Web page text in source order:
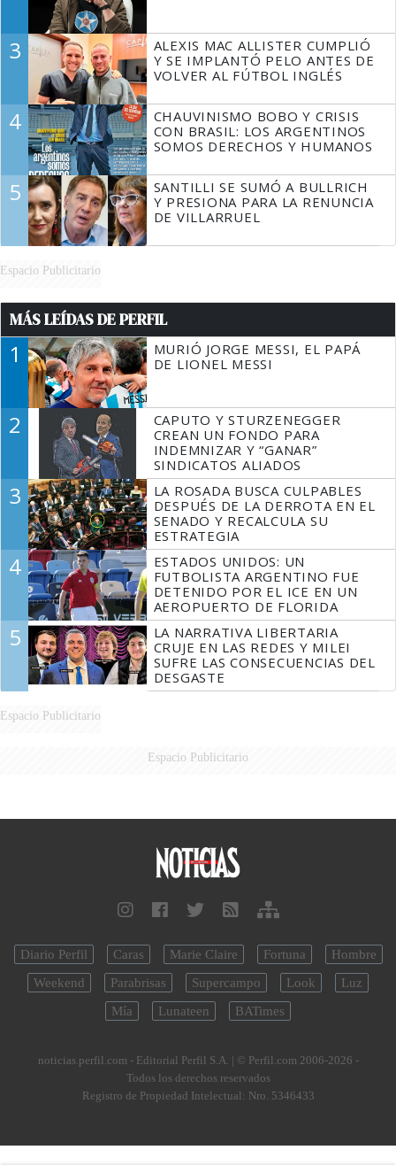
3
ALEXIS MAC ALLISTER CUMPLIÓ
Y SE IMPLANTÓ PELO ANTES DE
VOLVER AL FÚTBOL INGLÉS
4
CHAUVINISMO BOBO Y CRISIS
CON BRASIL: LOS ARGENTINOS
SOMOS DERECHOS Y HUMANOS
5
SANTILLI SE SUMÓ A BULLRICH
Y PRESIONA PARA LA RENUNCIA
DE VILLARRUEL
Espacio Publicitario
MÁS LEÍDAS DE PERFIL
1
MURIÓ JORGE MESSI, EL PAPÁ
DE LIONEL MESSI
2
CAPUTO Y STURZENEGGER
CREAN UN FONDO PARA
INDEMNIZAR Y “GANAR”
SINDICATOS ALIADOS
3
LA ROSADA BUSCA CULPABLES
DESPUÉS DE LA DERROTA EN EL
SENADO Y RECALCULA SU
ESTRATEGIA
4
ESTADOS UNIDOS: UN
FUTBOLISTA ARGENTINO FUE
DETENIDO POR EL ICE EN UN
AEROPUERTO DE FLORIDA
5
LA NARRATIVA LIBERTARIA
CRUJE EN LAS REDES Y MILEI
SUFRE LAS CONSECUENCIAS DEL
DESGASTE
Espacio Publicitario
Espacio Publicitario
Diario Perfil Caras Marie Claire Fortuna
Hombre
Weekend
Parabrisas Supercampo Look
Luz
Mía
Lunateen BATimes
noticias.perfil.com - Editorial Perfil S.A. | © Perfil.com 2006-2026 -
Todos los derechos reservados
Registro de Propiedad Intelectual: Nro. 5346433